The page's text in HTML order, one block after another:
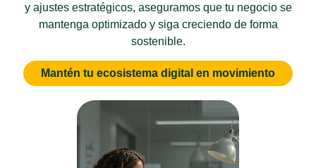
y ajustes estratégicos, aseguramos que tu negocio se
mantenga optimizado y siga creciendo de forma
sostenible.
Mantén tu ecosistema digital en movimiento